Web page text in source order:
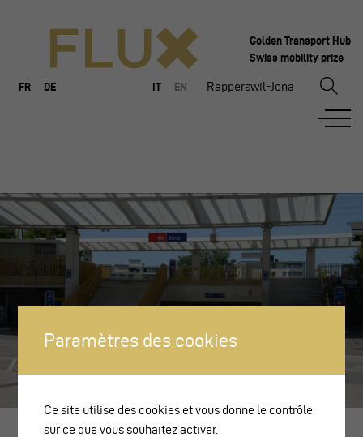
Golden Transport Hub
Swiss mobility prize
FR DE IT EN Rapperswil-Jona
Paramètres des cookies
Ce site utilise des cookies et vous donne le contrôle
sur ce que vous souhaitez activer.